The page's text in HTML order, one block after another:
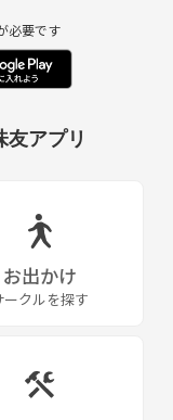
必要です
友アプリ
お出かけ
ークルを探す